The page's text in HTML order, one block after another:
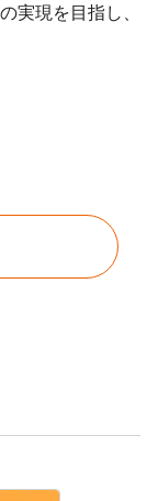
実現を目指し、